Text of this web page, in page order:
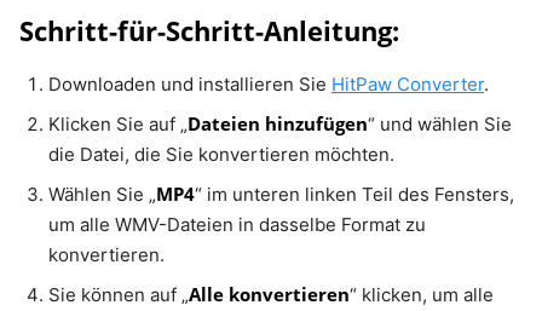
Schritt-für-Schritt-Anleitung:
Downloaden und installieren Sie HitPaw Converter.
Klicken Sie auf „Dateien hinzufügen“ und wählen Sie
die Datei, die Sie konvertieren möchten.
Wählen Sie „MP4“ im unteren linken Teil des Fensters,
um alle WMV-Dateien in dasselbe Format zu
konvertieren.
Sie können auf „Alle konvertieren“ klicken, um alle